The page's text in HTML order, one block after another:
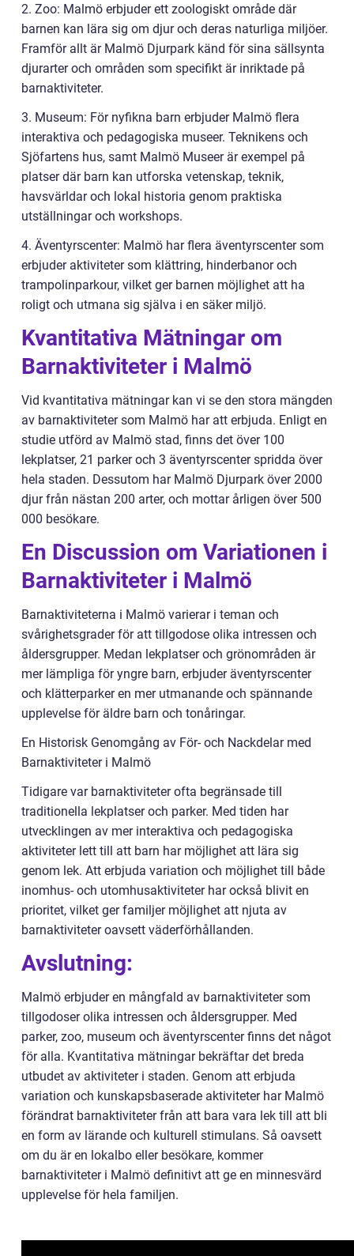
2. Zoo: Malmö erbjuder ett zoologiskt område där
barnen kan lära sig om djur och deras naturliga miljöer.
Framför allt är Malmö Djurpark känd för sina sällsynta
djurarter och områden som specifikt är inriktade på
barnaktiviteter.
3. Museum: För nyfikna barn erbjuder Malmö flera
interaktiva och pedagogiska museer. Teknikens och
Sjöfartens hus, samt Malmö Museer är exempel på
platser där barn kan utforska vetenskap, teknik,
havsvärldar och lokal historia genom praktiska
utställningar och workshops.
4. Äventyrscenter: Malmö har flera äventyrscenter som
erbjuder aktiviteter som klättring, hinderbanor och
trampolinparkour, vilket ger barnen möjlighet att ha
roligt och utmana sig själva i en säker miljö.
Kvantitativa Mätningar om
Barnaktiviteter i Malmö
Vid kvantitativa mätningar kan vi se den stora mängden
av barnaktiviteter som Malmö har att erbjuda. Enligt en
studie utförd av Malmö stad, finns det över 100
lekplatser, 21 parker och 3 äventyrscenter spridda över
hela staden. Dessutom har Malmö Djurpark över 2000
djur från nästan 200 arter, och mottar årligen över 500
000 besökare.
En Discussion om Variationen i
Barnaktiviteter i Malmö
Barnaktiviteterna i Malmö varierar i teman och
svårighetsgrader för att tillgodose olika intressen och
åldersgrupper. Medan lekplatser och grönområden är
mer lämpliga för yngre barn, erbjuder äventyrscenter
och klätterparker en mer utmanande och spännande
upplevelse för äldre barn och tonåringar.
En Historisk Genomgång av För- och Nackdelar med
Barnaktiviteter i Malmö
Tidigare var barnaktiviteter ofta begränsade till
traditionella lekplatser och parker. Med tiden har
utvecklingen av mer interaktiva och pedagogiska
aktiviteter lett till att barn har möjlighet att lära sig
genom lek. Att erbjuda variation och möjlighet till både
inomhus- och utomhusaktiviteter har också blivit en
prioritet, vilket ger familjer möjlighet att njuta av
barnaktiviteter oavsett väderförhållanden.
Avslutning:
Malmö erbjuder en mångfald av barnaktiviteter som
tillgodoser olika intressen och åldersgrupper. Med
parker, zoo, museum och äventyrscenter finns det något
för alla. Kvantitativa mätningar bekräftar det breda
utbudet av aktiviteter i staden. Genom att erbjuda
variation och kunskapsbaserade aktiviteter har Malmö
förändrat barnaktiviteter från att bara vara lek till att bli
en form av lärande och kulturell stimulans. Så oavsett
om du är en lokalbo eller besökare, kommer
barnaktiviteter i Malmö definitivt att ge en minnesvärd
upplevelse för hela familjen.